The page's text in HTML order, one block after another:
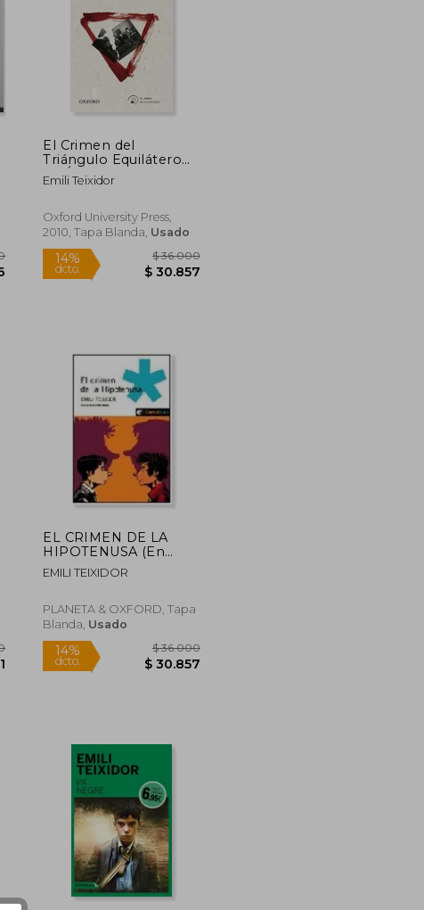
$ 11.700
$ 9.286
El Crimen del
Triángulo Equilátero
(el Árbol de la Lectura)
Emili Teixidor
Oxford University Press,
2010, Tapa Blanda, Usado
14%
dcto.
$ 32.400
$ 27.771
EL CRIMEN DE LA
HIPOTENUSA (En
papel)
EMILI TEIXIDOR
PLANETA & OXFORD, Tapa
Blanda, Usado
14%
dcto.